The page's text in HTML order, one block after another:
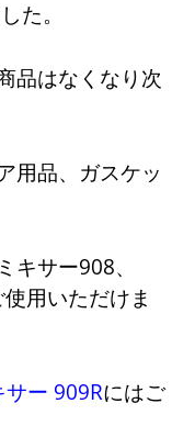
た。
品はなくなり次
用品、ガスケッ
キサー908、
用いただけま
ー 909Rにはご